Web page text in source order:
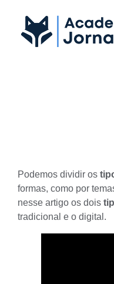
Podemos dividir os
formas, como por
nesse artigo os dois
tradicional e o digital.